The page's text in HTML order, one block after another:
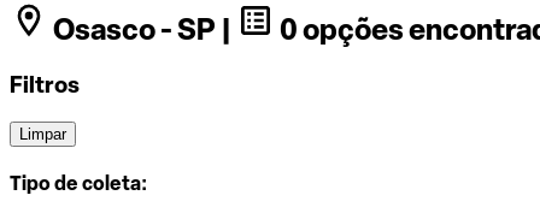
Osasco - SP | 0 opções
Filtros
Limpar
Tipo de coleta: